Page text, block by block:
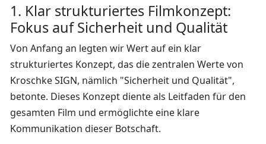
1. Klar strukturiertes Filmkonzept:
Fokus auf Sicherheit und Qualität
Von Anfang an legten wir Wert auf ein klar
strukturiertes Konzept, das die zentralen Werte von
Kroschke SIGN, nämlich "Sicherheit und Qualität",
betonte. Dieses Konzept diente als Leitfaden für den
gesamten Film und ermöglichte eine klare
Kommunikation dieser Botschaft.